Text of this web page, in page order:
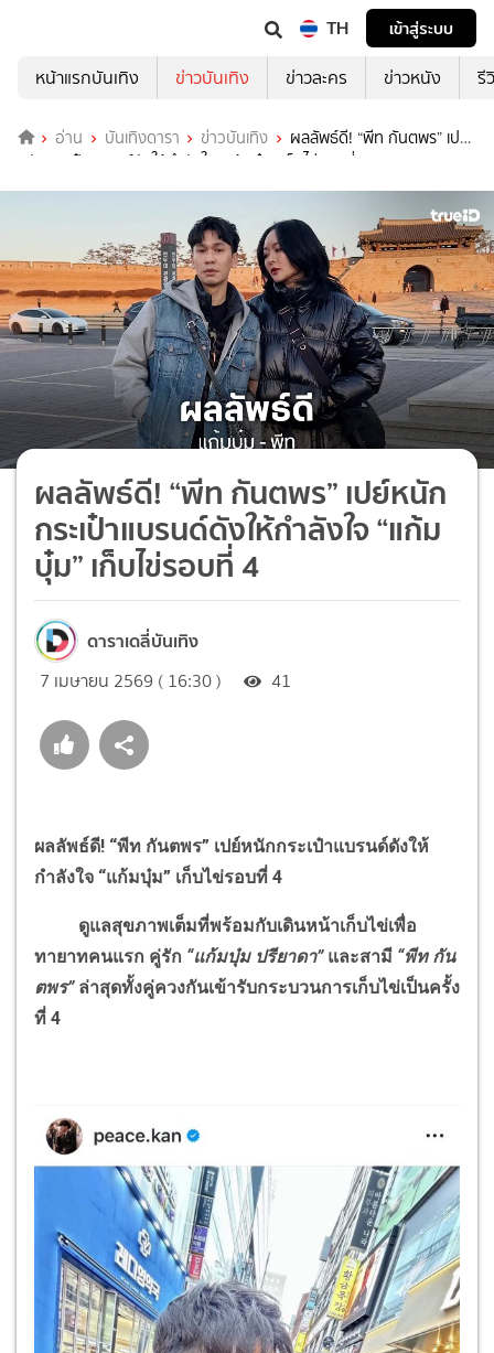
TH
เข้าสู่ระบบ
หน้าแรกบันเทิง
ข่าวบันเทิง ข่าวละคร ข่าวหนัง รี
อ่าน บันเทิงดารา ข่าวบันเทิง
ผลลัพธ์ดี! “พีท กันตพร” เปย์
หนักกระเป๋าแบรนด์ดังให้กำลังใจ “แก้มบุ๋ม” เก็บไข่รอบที่ 4
ผลลัพธ์ดี! “พีท กันตพร” เปย์หนัก
กระเป๋าแบรนด์ดังให้กำลังใจ “แก้ม
บุ๋ม” เก็บไข่รอบที่ 4
ดาราเดลี่บันเทิง
7 เมษายน 2569 ( 16:30 ) 41
ผลลัพธ์ดี! “พีท กันตพร” เปย์หนักกระเป๋าแบรนด์ดังให้
กำลังใจ “แก้มบุ๋ม” เก็บไข่รอบที่ 4
ดูแลสุขภาพเต็มที่พร้อมกับเดินหน้าเก็บไข่เพื่อ
ทายาทคนแรก คู่รัก “แก้มบุ๋ม ปรียาดา”และสามี “พีท กัน
ตพร”ล่าสุดทั้งคู่ควงกันเข้ารับกระบวนการเก็บไข่เป็นครั้ง
ที่ 4